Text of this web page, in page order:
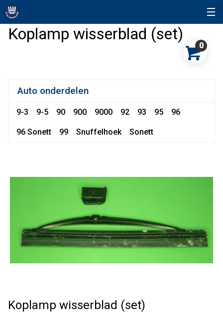
Koplamp wisserblad (set)
0
Auto onderdelen
9-3 9-5 90 900 9000 92 93 95 96
96 Sonett 99 Snuffelhoek Sonett
Koplamp wisserblad (set)